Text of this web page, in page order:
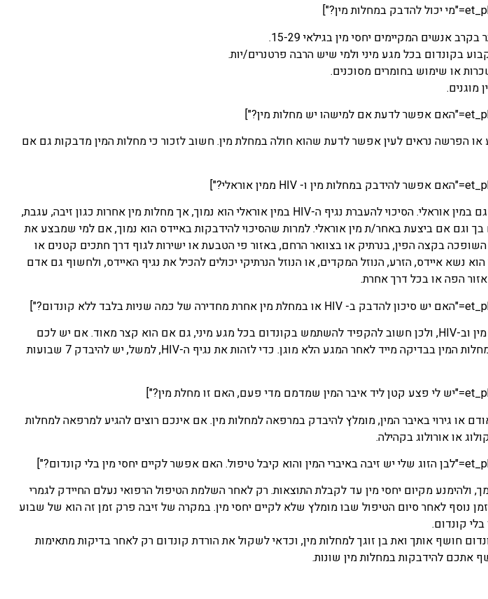
אנשים המקיימים יחסי מין בגילאי 15-29.
בקונדום בכל מגע מיני ולמי שיש הרבה פרטנרים/יות.
או שימוש בחומרים מסוכנים.
מוגנים.
הפרשה נראים לעין אפשר לדעת שהוא חולה במחלת מין. חשוב לזכור כי מחלות המין מדבקות גם אם
אפשר להידבק במחלות מין בכל סוגי המגע המיני – גם במין אוראלי. הסיכוי להעברת נגיף ה-HIV במין אוראלי הוא נמוך, אך מחלות מין אחרות כגון זיבה, עגבת,
וגם אם ביצעת באחר/ת מין אוראלי. למרות שהסיכוי להידבקות באיידס הוא נמוך, אם למי שמבצע את
בקצה הפין, בנרתיק או בצוואר הרחם, באזור פי הטבעת או ישירות לגוף דרך חתכים קטנים או
איידס, הזרע, הנוזל המקדים, או הנוזל הנרתיקי יכולים להכיל את נגיף האיידס, ולחשוף גם אדם
הפה או בכל דרך אחרת.
בכל חדירה לא מוגנת קיים סיכון להידבקות במחלות מין וב-HIV, ולכן חשוב להקפיד להשתמש בקונדום בכל מגע מיני, גם אם הוא קצר מאוד. אם יש לכם
ספק – בואו להיבדק, אך זכרו כי לא ניתן לזהות את מחלות המין בבדיקה מייד לאחר המגע הלא מוגן. כדי לזהות את נגיף ה-HIV, למשל, יש להיבדק 7 שבועות
או גירוי באיבר המין, מומלץ להיבדק במרפאה למחלות מין. אם אינכם רוצים להגיע למרפאה למחלות
או אורולוג בקהילה.
ולהימנע מקיום יחסי מין עד לקבלת התוצאות. רק לאחר השלמת הטיפול הרפואי נעלם החיידק לגמרי
נוסף לאחר סיום הטיפול שבו מומלץ שלא לקיים יחסי מין. במקרה של זיבה פרק זמן זה הוא של שבוע
קונדום.
חושף אותך ואת בן זוגך למחלות מין, וכדאי לשקול את הורדת קונדום רק לאחר בדיקות מתאימות
אתכם להידבקות במחלות מין שונות.